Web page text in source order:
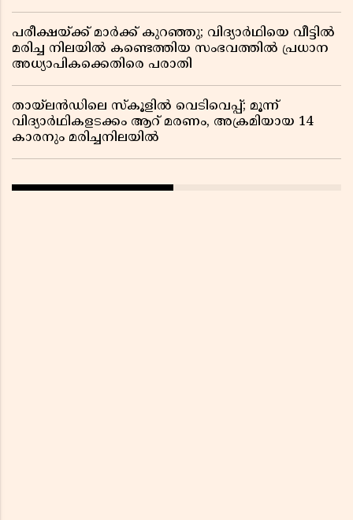
പരീക്ഷയ്ക്ക് മാർക്ക് കുറഞ്ഞു; വിദ്യാർഥിയെ വീട്ടിൽ
മരിച്ച നിലയിൽ കണ്ടെത്തിയ സംഭവത്തിൽ പ്രധാന
അധ്യാപികക്കെതിരെ പരാതി
തായ്‌ലൻഡിലെ സ്‌കൂളിൽ വെടിവെപ്പ്; മൂന്ന്
വിദ്യാർഥികളടക്കം ആറ് മരണം, അക്രമിയായ 14
കാരനും മരിച്ചനിലയിൽ